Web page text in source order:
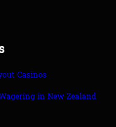
Casinos
in New Zealand